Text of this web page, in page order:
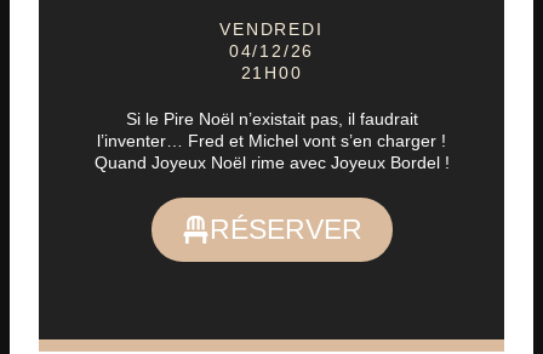
VENDREDI
04/12/26
21H00
Si le Pire Noël n’existait pas, il faudrait
l’inventer… Fred et Michel vont s’en charger !
Quand Joyeux Noël rime avec Joyeux Bordel !
RÉSERVER